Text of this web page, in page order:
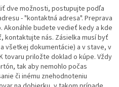
dve možnosti, postupujte podľa
- "kontaktná adresa". Preprava
Akonáhle budete vedieť kedy a kde
kontaktujte nás. Zásielka musí byť
všetkej dokumentácie) a v stave, v
tovaru priložte doklad o kúpe. Vždy
tak aby nemohlo počas
či inému znehodnoteniu